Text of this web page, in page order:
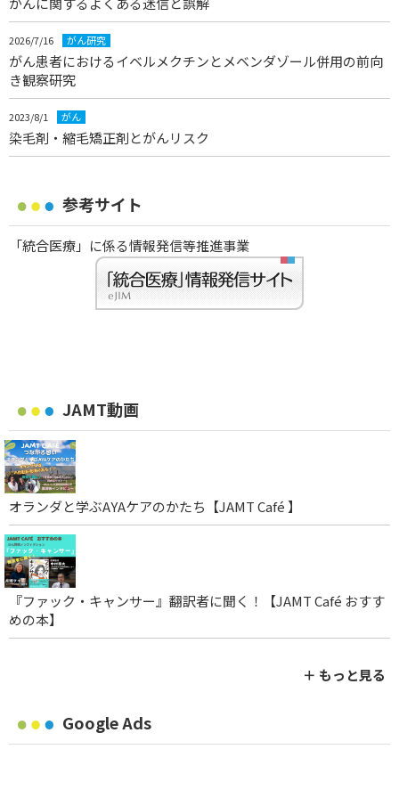
2026/7/16 がん研究
がん患者におけるイベルメクチンとメベンダゾール併用の前向
き観察研究
2023/8/1 がん
染毛剤・縮毛矯正剤とがんリスク
参考サイト
「統合医療」に係る情報発信等推進事業
JAMT動画
オランダと学ぶAYAケアのかたち【JAMT Café 】
『ファック・キャンサー』翻訳者に聞く！【JAMT Café おすす
めの本】
＋ もっと見る
Google Ads